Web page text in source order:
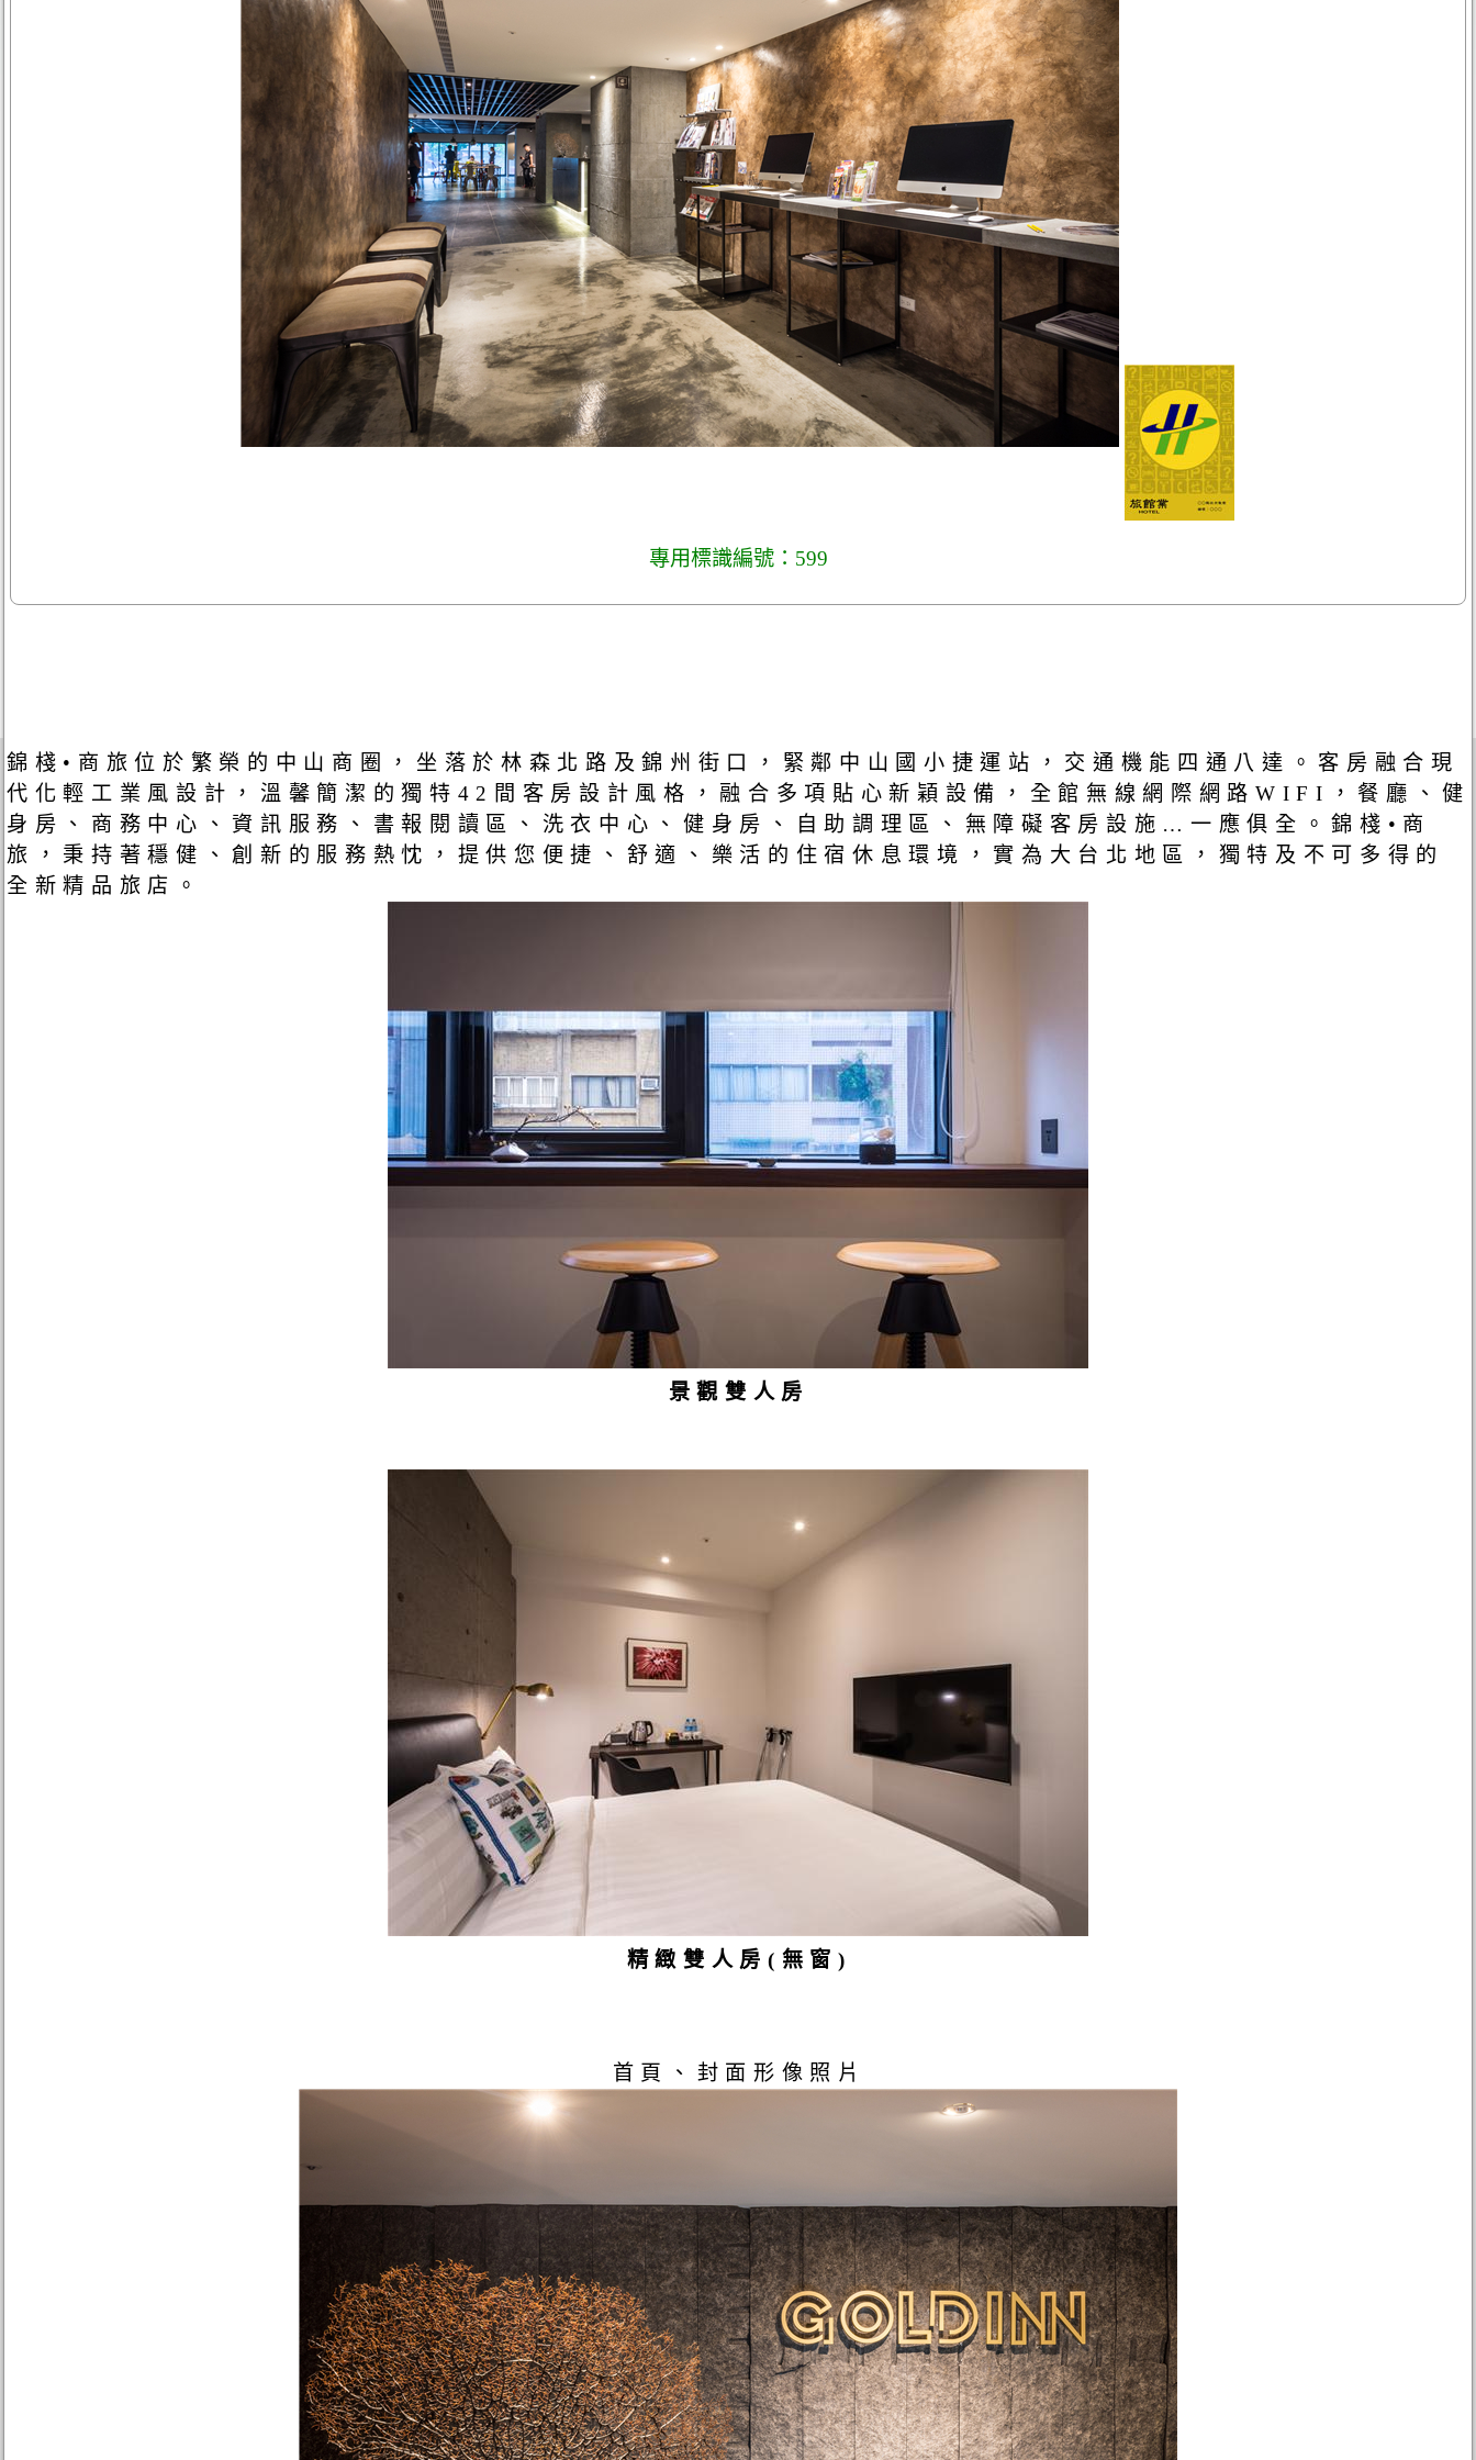
專用標識編號：599
錦棧•商旅位於繁榮的中山商圈，坐落於林森北路及錦州街口，緊鄰中山國小捷運站，交通機能四通八達。客房融合現
代化輕工業風設計，溫馨簡潔的獨特42間客房設計風格，融合多項貼心新穎設備，全館無線網際網路WIFI，餐廳、健
身房、商務中心、資訊服務、書報閱讀區、洗衣中心、健身房、自助調理區、無障礙客房設施…一應俱全。錦棧•商
旅，秉持著穩健、創新的服務熱忱，提供您便捷、舒適、樂活的住宿休息環境，實為大台北地區，獨特及不可多得的
全新精品旅店。
景觀雙人房
精緻雙人房(無窗)
首頁、封面形像照片